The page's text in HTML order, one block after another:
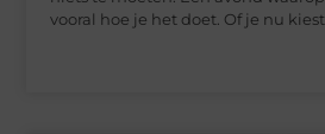
vooral hoe je het doet. Of je nu